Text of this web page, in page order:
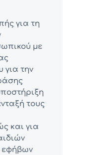
για τη
με
για την
τους
και για
εφήβων